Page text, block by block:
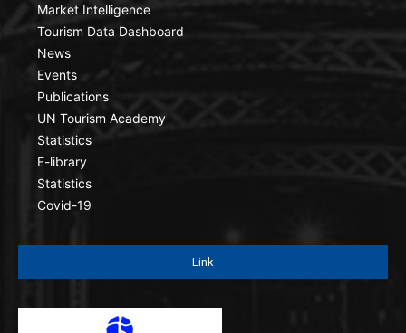
Market Intelligence
Tourism Data Dashboard
News
Events
Publications
UN Tourism Academy
Statistics
E-library
Statistics
Covid-19
Link